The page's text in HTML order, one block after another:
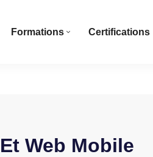
Formations Certifications
Web Mobile